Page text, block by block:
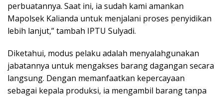
perbuatannya. Saat ini, ia sudah kami amankan
Mapolsek Kalianda untuk menjalani proses penyidikan
lebih lanjut,” tambah IPTU Sulyadi.
Diketahui, modus pelaku adalah menyalahgunakan
jabatannya untuk mengakses barang dagangan secara
langsung. Dengan memanfaatkan kepercayaan
sebagai kepala produksi, ia mengambil barang tanpa